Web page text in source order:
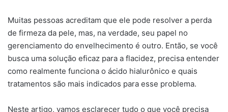
Muitas pessoas acreditam que ele pode resolver a perda
de firmeza da pele, mas, na verdade, seu papel no
gerenciamento do envelhecimento é outro. Então, se você
busca uma solução eficaz para a flacidez, precisa entender
como realmente funciona o ácido hialurônico e quais
tratamentos são mais indicados para esse problema.
Neste artigo, vamos esclarecer tudo o que você precisa